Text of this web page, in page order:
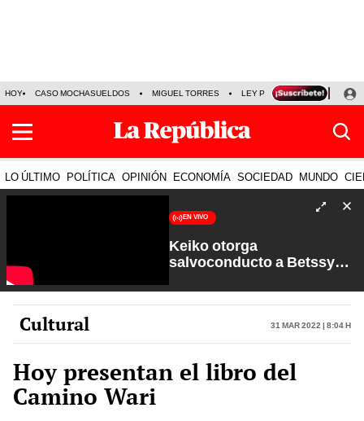
HOY CASO MOCHASUELDOS MIGUEL TORRES LEY PULPÍN PRECIO DEL
LO ÚLTIMO POLÍTICA OPINIÓN ECONOMÍA SOCIEDAD MUNDO
EN VIVO
Keiko otorga
salvoconducto a Betssy
Petroperú | Sin Guion con
Rosa María Palacios
Cultural 31 Mar 2022 | 8:04 h
Hoy presentan el libro del
Camino Wari